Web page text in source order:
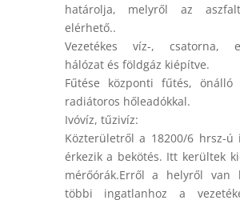
határolja, melyről az
elérhető..
Vezetékes víz-, csatorna,
hálózat és földgáz kiépítve.
Fűtése központi fűtés, önálló
radiátoros hőleadókkal.
Ivóvíz, tűzivíz:
Közterületről a 18200/6 hrsz-ú
érkezik a bekötés. Itt kerültek
mérőórák.Erről a helyről van
többi ingatlanhoz a